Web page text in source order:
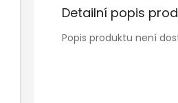
Detailní popis
Popis produktu není